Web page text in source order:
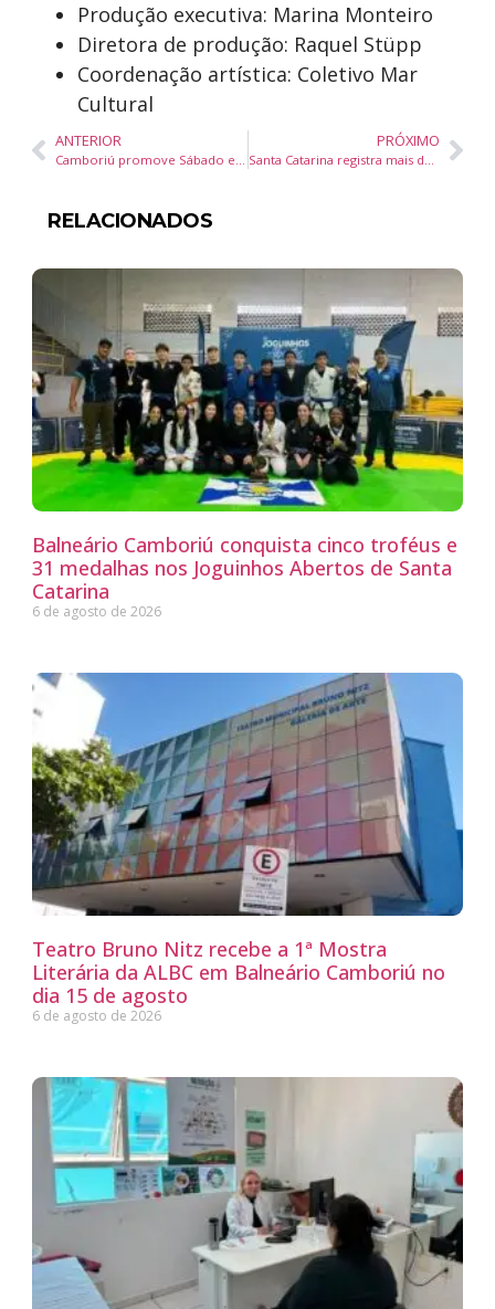
Produção executiva: Marina Monteiro
Diretora de produção: Raquel Stüpp
Coordenação artística: Coletivo Mar
Cultural
ANTERIOR
Camboriú promove Sábado em Família e reforça combate ao abuso infantil durante campanha Maio Laranja
PRÓXIMO
Santa Catarina registra mais de 112 mil famílias fora do Bolsa Família após aumento da renda desde 2023
RELACIONADOS
Balneário Camboriú conquista cinco troféus e
31 medalhas nos Joguinhos Abertos de Santa
Catarina
6 de agosto de 2026
Teatro Bruno Nitz recebe a 1ª Mostra
Literária da ALBC em Balneário Camboriú no
dia 15 de agosto
6 de agosto de 2026